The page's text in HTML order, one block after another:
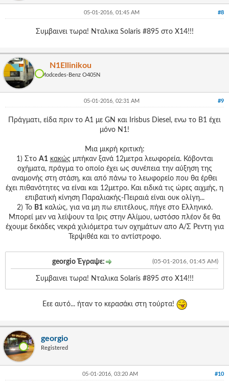
#8
05-01-2016, 01:45 AM
Συμβαινει τωρα! Νταλικα Solaris #895 στο Χ14!!!
N1Ellinikou
Modcedes-Benz O405Ν
#9
05-01-2016, 02:31 AM
Πράγματι, είδα πριν το Α1 με GN και Irisbus Diesel, ενω το Β1 έχει
μόνο Ν1!
Μια μικρή κριτική:
1) Στο Α1 κακώς μπήκαν ξανά 12μετρα λεωφορεία. Κόβονται
οχήματα, πράγμα το οποίο έχει ως συνέπεια την αύξηση της
αναμονής στη στάση, και από πάνω το λεωφορείο που θα έρθει
έχει πιθανότητες να είναι και 12μετρο. Και ειδικά τις ώρες αιχμής, η
επιβατική κίνηση Παραλιακής-Πειραιά είναι ουκ ολίγη...
2) Το Β1καλώς, για να μη πω επιτέλους, πήγε στο Ελληνικό.
Μπορεί μεν να λείψουν τα Ιρις στην Αλίμου, ωστόσο πλέον δε θα
έχουμε δεκάδες νεκρά χιλιόμετρα των οχημάτων απο Α/Σ Ρεντη για
Τερψιθέα και το αντίστροφο.
(05-01-2016, 01:45 AM)
georgio Έγραψε:
Συμβαινει τωρα! Νταλικα Solaris #895 στο Χ14!!!
Εεε αυτό... ήταν το κερασάκι στη τούρτα!
georgio
Registered
#10
05-01-2016, 03:20 AM